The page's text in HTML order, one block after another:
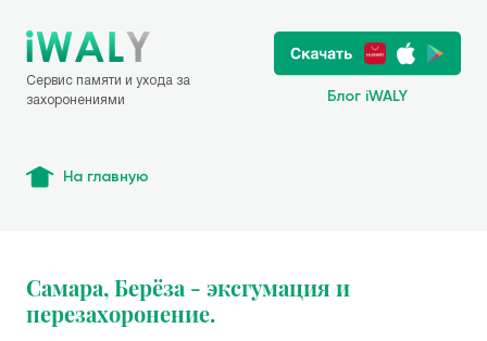
Сервис памяти и ухода за
захоронениями
Блог iWALY
На главную
Самара, Берёза - эксгумация и
перезахоронение.